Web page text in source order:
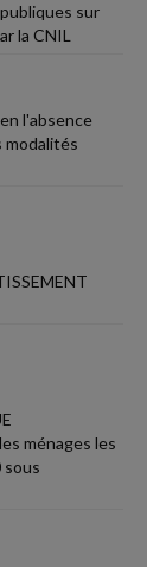
sur
la CNIL
l'absence
modalités
ménages les
sous